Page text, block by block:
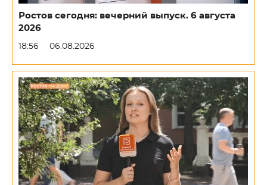
Ростов сегодня: вечерний выпуск. 6 августа
2026
18:56 06.08.2026